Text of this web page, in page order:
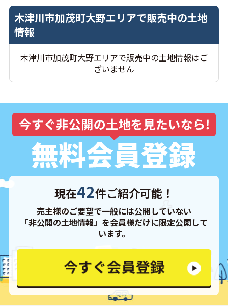
木津川市加茂町大野エリアで販売中の土地
情報
木津川市加茂町大野エリアで販売中の土地情報はご
ざいません
現在42件ご紹介可能！
売主様のご要望で一般には公開していない
「非公開の土地情報」を会員様だけに限定公開して
います。